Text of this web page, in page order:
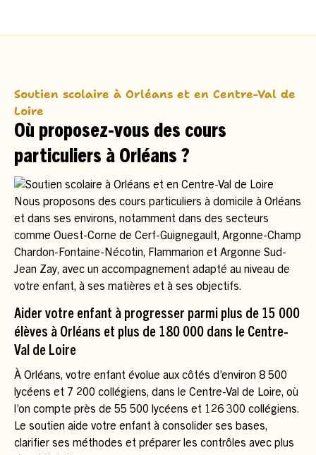
Soutien scolaire à Orléans et en Centre-Val de
Loire
Où proposez-vous des cours
particuliers à Orléans ?
Nous proposons des cours particuliers à domicile à Orléans
et dans ses environs, notamment dans des secteurs
comme Ouest-Corne de Cerf-Guignegault, Argonne-Champ
Chardon-Fontaine-Nécotin, Flammarion et Argonne Sud-
Jean Zay, avec un accompagnement adapté au niveau de
votre enfant, à ses matières et à ses objectifs.
Aider votre enfant à progresser parmi plus de 15 000
élèves à Orléans et plus de 180 000 dans le Centre-
Val de Loire
À Orléans, votre enfant évolue aux côtés d’environ 8 500
lycéens et 7 200 collégiens, dans le Centre-Val de Loire, où
l’on compte près de 55 500 lycéens et 126 300 collégiens.
Le soutien aide votre enfant à consolider ses bases,
clarifier ses méthodes et préparer les contrôles avec plus